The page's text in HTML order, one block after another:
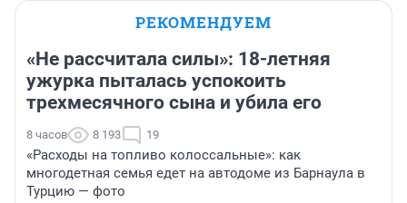
РЕКОМЕНДУЕМ
«Не рассчитала силы»: 18-летняя
ужурка пыталась успокоить
трехмесячного сына и убила его
8 часов 8 193 19
«Расходы на топливо колоссальные»: как
многодетная семья едет на автодоме из Барнаула в
Турцию — фото